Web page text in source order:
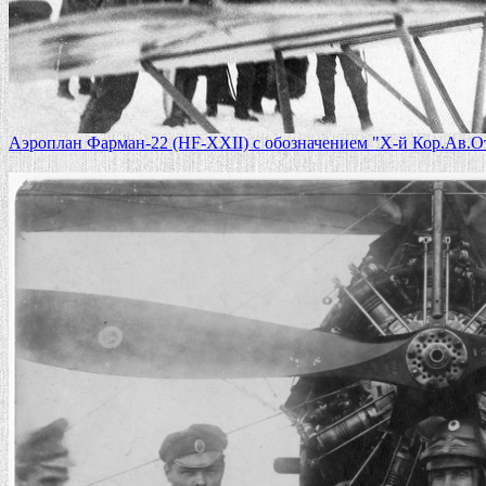
Аэроплан Фарман-22 (HF-XXII) с обозначением "Х-й